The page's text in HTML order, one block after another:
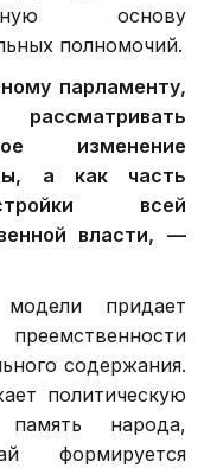
основу
полномочий.
парламенту,
изменение
а как часть
всей
власти, —
придает
содержания.
политическую
народа,
формируется